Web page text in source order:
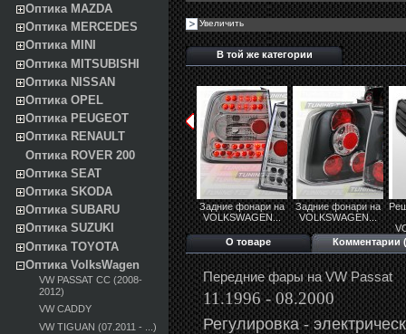
Оптика MAZDA
Оптика MERCEDES
Оптика MINI
Оптика MITSUBISHI
Оптика NISSAN
Оптика OPEL
Оптика PEUGEOT
Оптика RENAULT
Оптика ROVER 200
Оптика SEAT
Оптика SKODA
Оптика SUBARU
Оптика SUZUKI
Оптика TOYOTA
Оптика VolksWagen
VW PASSAT CC (2008-
2012)
VW CADDY
VW TIGUAN (07.2011 - ...)
Увеличить
В той же категории
Задние фонари на
VOLKSWAGEN...
Задние фонари на
VOLKSWAGEN...
О товаре
Комментарии
Передние фары на VW Passat
11.1996 - 08.2000
Регулировка -э